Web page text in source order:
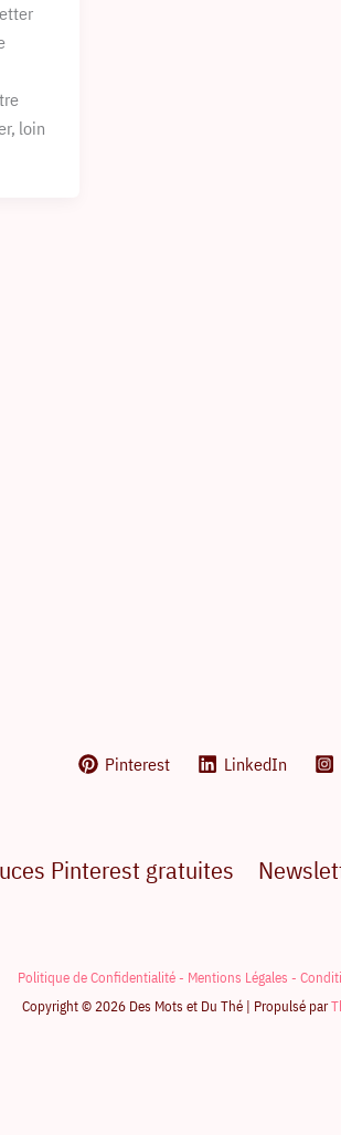
loin
Pinterest LinkedIn
Pinterest gratuites
Politique de Confidentialité - Mentions Légales -
Copyright © 2026 Des Mots et Du Thé | Propulsé par